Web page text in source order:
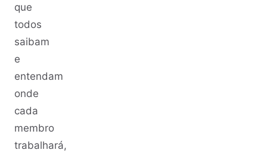
que
todos
saibam
e
entendam
onde
cada
membro
trabalhará,